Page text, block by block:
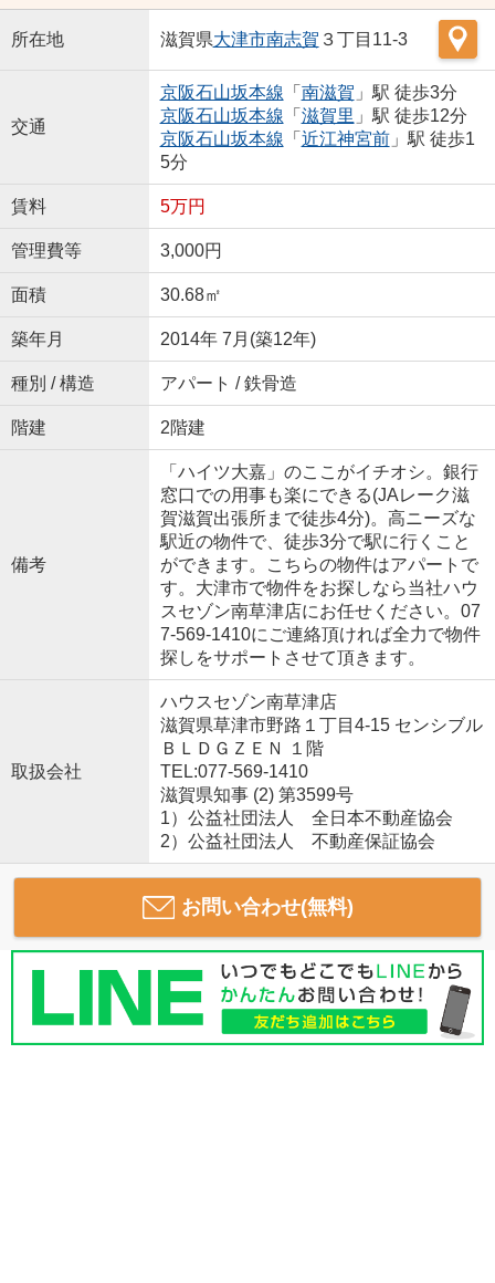
所在地 滋賀県大津市南志賀 ３丁目11-3
交通
京阪石山坂本線 「 南滋賀 」駅 徒歩3分
京阪石山坂本線 「 滋賀里 」駅 徒歩12分
京阪石山坂本線 「 近江神宮前」駅 徒歩1
5分
賃料 5万円
管理費等 3,000円
面積 30.68㎡
築年月 2014年 7月(築12年)
種別 / 構造 アパート / 鉄骨造
階建 2階建
備考
「ハイツ大嘉」のここがイチオシ。銀行
窓口での用事も楽にできる(JAレーク滋
賀滋賀出張所まで徒歩4分)。高ニーズな
駅近の物件で、徒歩3分で駅に行くこと
ができます。こちらの物件はアパートで
す。大津市で物件をお探しなら当社ハウ
スセゾン南草津店にお任せください。07
7-569-1410にご連絡頂ければ全力で物件
探しをサポートさせて頂きます。
取扱会社
ハウスセゾン南草津店
滋賀県草津市野路１丁目4-15 センシブル
ＢＬＤＧＺＥＮ １階
TEL:077-569-1410
滋賀県知事 (2) 第3599号
1）公益社団法人 全日本不動産協会
2）公益社団法人 不動産保証協会
お問い合わせ(無料)